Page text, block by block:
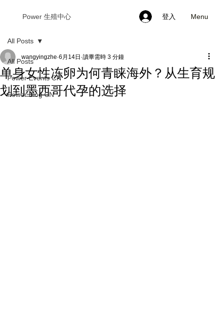
Power 生殖中心 登入 Menu
All Posts
Power Events CN
Power Blog CN
All Posts
单身女性冻卵为何青睐海外？从生育规
划到墨西哥代孕的选择
wangyingzhe 6月14日 讀畢需時 3 分鐘